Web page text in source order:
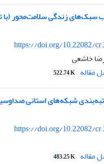
سبک‌های زندگی سلامت‌محور
https://doi.org/10.22082/
خاشعی
مقاله 522.74 K
شبکه‌های استانی
https://doi.org/10.22082/
مقاله 483.25 K